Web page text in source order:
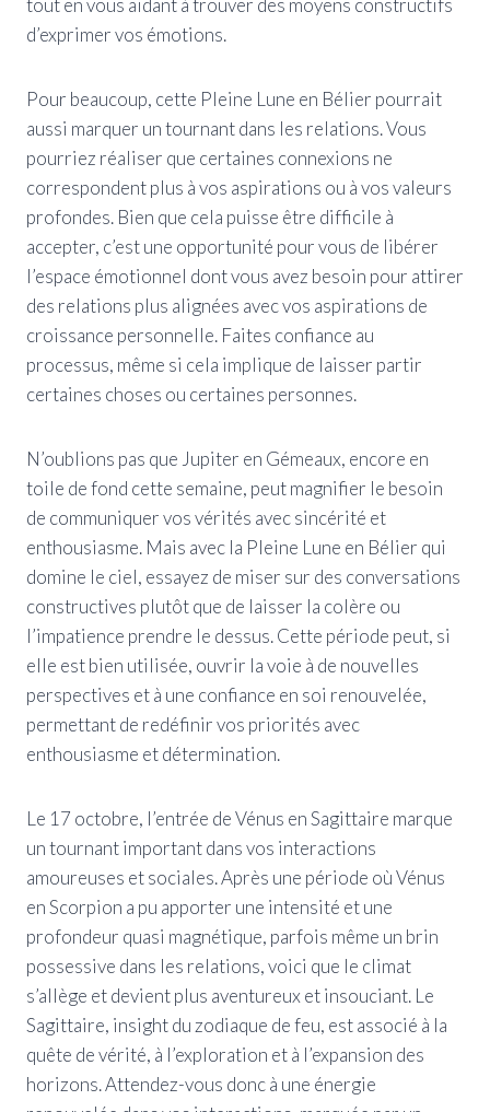
tout en vous aidant à trouver des moyens constructifs
d’exprimer vos émotions.
Pour beaucoup, cette Pleine Lune en Bélier pourrait
aussi marquer un tournant dans les relations. Vous
pourriez réaliser que certaines connexions ne
correspondent plus à vos aspirations ou à vos valeurs
profondes. Bien que cela puisse être difficile à
accepter, c’est une opportunité pour vous de libérer
l’espace émotionnel dont vous avez besoin pour attirer
des relations plus alignées avec vos aspirations de
croissance personnelle. Faites confiance au
processus, même si cela implique de laisser partir
certaines choses ou certaines personnes.
N’oublions pas que Jupiter en Gémeaux, encore en
toile de fond cette semaine, peut magnifier le besoin
de communiquer vos vérités avec sincérité et
enthousiasme. Mais avec la Pleine Lune en Bélier qui
domine le ciel, essayez de miser sur des conversations
constructives plutôt que de laisser la colère ou
l’impatience prendre le dessus. Cette période peut, si
elle est bien utilisée, ouvrir la voie à de nouvelles
perspectives et à une confiance en soi renouvelée,
permettant de redéfinir vos priorités avec
enthousiasme et détermination.
Le 17 octobre, l’entrée de Vénus en Sagittaire marque
un tournant important dans vos interactions
amoureuses et sociales. Après une période où Vénus
en Scorpion a pu apporter une intensité et une
profondeur quasi magnétique, parfois même un brin
possessive dans les relations, voici que le climat
s’allège et devient plus aventureux et insouciant. Le
Sagittaire, insight du zodiaque de feu, est associé à la
quête de vérité, à l’exploration et à l’expansion des
horizons. Attendez-vous donc à une énergie